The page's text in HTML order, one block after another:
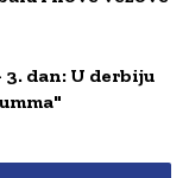
3. dan: U derbiju